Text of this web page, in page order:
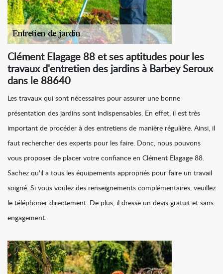
Clément Elagage 88 et ses aptitudes pour les
travaux d'entretien des jardins à Barbey Seroux
dans le 88640
Les travaux qui sont nécessaires pour assurer une bonne
présentation des jardins sont indispensables. En effet, il est très
important de procéder à des entretiens de manière régulière. Ainsi, il
faut rechercher des experts pour les faire. Donc, nous pouvons
vous proposer de placer votre confiance en Clément Elagage 88.
Sachez qu'il a tous les équipements appropriés pour faire un travail
soigné. Si vous voulez des renseignements complémentaires, veuillez
le téléphoner directement. De plus, il dresse un devis gratuit et sans
engagement.